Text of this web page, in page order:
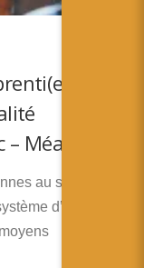
Méaulte
au sein du
d’Inspection